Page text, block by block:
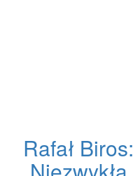
Rafał Biros: